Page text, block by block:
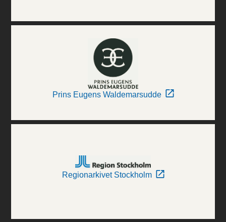
Prins Eugens Waldemarsudde
Regionarkivet Stockholm